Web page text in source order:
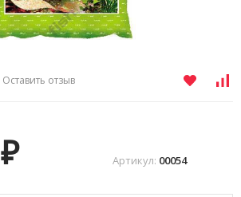
Оставить отзыв
Артикул: 00054
₽